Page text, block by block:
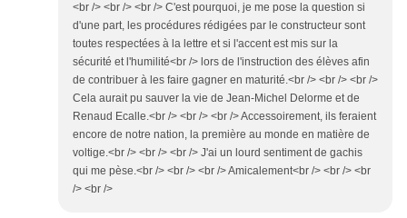
<br /> <br /> <br /> C'est pourquoi, je me pose la question si
d'une part, les procédures rédigées par le constructeur sont
toutes respectées à la lettre et si l'accent est mis sur la
sécurité et l'humilité<br /> lors de l'instruction des élèves afin
de contribuer à les faire gagner en maturité.<br /> <br /> <br />
Cela aurait pu sauver la vie de Jean-Michel Delorme et de
Renaud Ecalle.<br /> <br /> <br /> Accessoirement, ils feraient
encore de notre nation, la première au monde en matière de
voltige.<br /> <br /> <br /> J'ai un lourd sentiment de gachis
qui me pèse.<br /> <br /> <br /> Amicalement<br /> <br /> <br
/> <br />